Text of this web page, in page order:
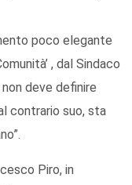
poco elegante
, dal Sindaco
deve definire
contrario suo, sta
Piro, in